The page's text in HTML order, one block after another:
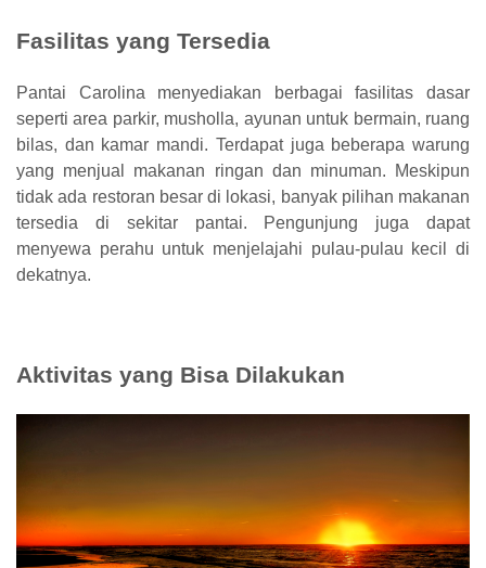
Fasilitas yang Tersedia
Pantai Carolina menyediakan berbagai fasilitas dasar
seperti area parkir, musholla, ayunan untuk bermain, ruang
bilas, dan kamar mandi. Terdapat juga beberapa warung
yang menjual makanan ringan dan minuman. Meskipun
tidak ada restoran besar di lokasi, banyak pilihan makanan
tersedia di sekitar pantai. Pengunjung juga dapat
menyewa perahu untuk menjelajahi pulau-pulau kecil di
dekatnya.
Aktivitas yang Bisa Dilakukan